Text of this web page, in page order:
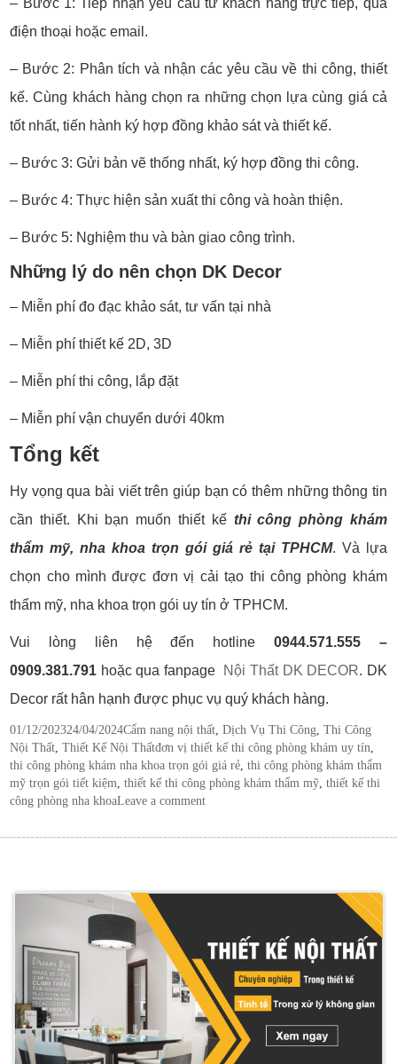
– Bước 1: Tiếp nhận yêu cầu từ khách hàng trực tiếp, qua
điện thoại hoặc email.
– Bước 2: Phân tích và nhận các yêu cầu về thi công, thiết
kế. Cùng khách hàng chọn ra những chọn lựa cùng giá cả
tốt nhất, tiến hành ký hợp đồng khảo sát và thiết kế.
– Bước 3: Gửi bản vẽ thống nhất, ký hợp đồng thi công.
– Bước 4: Thực hiện sản xuất thi công và hoàn thiện.
– Bước 5: Nghiệm thu và bàn giao công trình.
Những lý do nên chọn DK Decor
– Miễn phí đo đạc khảo sát, tư vấn tại nhà
– Miễn phí thiết kế 2D, 3D
– Miễn phí thi công, lắp đặt
– Miễn phí vận chuyển dưới 40km
Tổng kết
Hy vọng qua bài viết trên giúp bạn có thêm những thông tin
cần thiết. Khi bạn muốn thiết kếthi công phòng khám
thẩm mỹ, nha khoa trọn gói giá rẻ tại TPHCM. Và lựa
chọn cho mình được đơn vị cải tạo thi công phòng khám
thẩm mỹ, nha khoa trọn gói uy tín ở TPHCM.
Vui lòng liên hệ đến hotline 0944.571.555 –
0909.381.791 hoặc qua fanpage Nội Thất DK DECOR. DK
Decor rất hân hạnh được phục vụ quý khách hàng.
Posted
on
01/12/202324/04/2024Categories
Cẩm nang nội thất,Dịch Vụ Thi Công,Thi Công
Nội Thất,Thiết Kế Nội ThấtTags
đơn vị thiết kế thi công phòng khám uy tín,
thi công phòng khám nha khoa trọn gói giá rẻ,thi công phòng khám thẩm
mỹ trọn gói tiết kiệm,thiết kế thi công phòng khám thẩm mỹ,thiết kế thi
công phòng nha khoaLeave a comment